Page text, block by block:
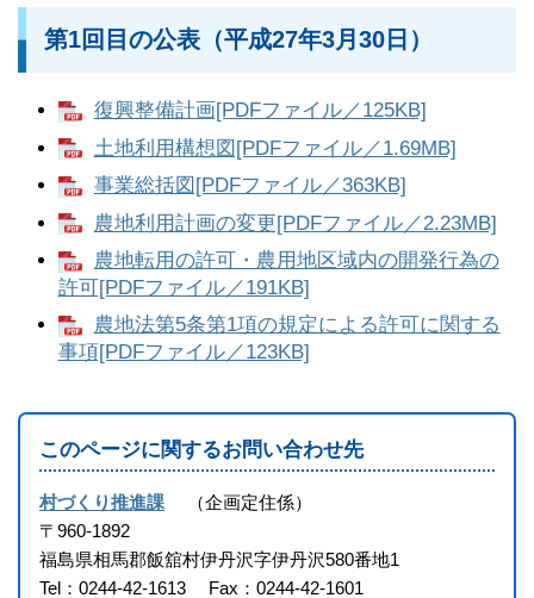
第1回目の公表（平成27年3月30日）
復興整備計画[PDFファイル／125KB]
土地利用構想図[PDFファイル／1.69MB]
事業総括図[PDFファイル／363KB]
農地利用計画の変更[PDFファイル／2.23MB]
農地転用の許可・農用地区域内の開発行為の
許可[PDFファイル／191KB]
農地法第5条第1項の規定による許可に関する
事項[PDFファイル／123KB]
このページに関するお問い合わせ先
村づくり推進課
企画定住係
〒960-1892
福島県相馬郡飯舘村伊丹沢字伊丹沢580番地1
Tel：0244-42-1613
Fax：0244-42-1601